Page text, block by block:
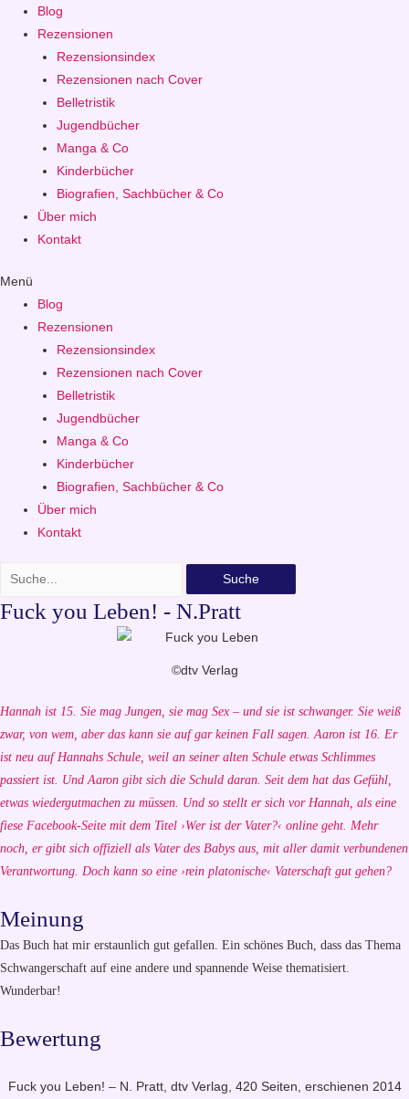
Blog
Rezensionen
Rezensionsindex
Rezensionen nach Cover
Belletristik
Jugendbücher
Manga & Co
Kinderbücher
Biografien, Sachbücher & Co
Über mich
Kontakt
Menü
Blog
Rezensionen
Rezensionsindex
Rezensionen nach Cover
Belletristik
Jugendbücher
Manga & Co
Kinderbücher
Biografien, Sachbücher & Co
Über mich
Kontakt
Suche
Fuck you Leben! - N.Pratt
©dtv Verlag
Hannah ist 15. Sie mag Jungen, sie mag Sex – und sie ist schwanger. Sie weiß
zwar, von wem, aber das kann sie auf gar keinen Fall sagen.Aaron ist 16. Er
ist neu auf Hannahs Schule, weil an seiner alten Schule etwas Schlimmes
passiert ist. Und Aaron gibt sich die Schuld daran. Seit dem hat das Gefühl,
etwas wiedergutmachen zu müssen. Und so stellt er sich vor Hannah, als eine
fiese Facebook-Seite mit dem Titel ›Wer ist der Vater?‹ online geht. Mehr
noch, er gibt sich offiziell als Vater des Babys aus, mit aller damit verbundenen
Verantwortung. Doch kann so eine ›rein platonische‹ Vaterschaft gut gehen?
Meinung
Das Buch hat mir erstaunlich gut gefallen. Ein schönes Buch, dass das Thema
Schwangerschaft auf eine andere und spannende Weise thematisiert.
Wunderbar!
Bewertung
Fuck you Leben! – N. Pratt, dtv Verlag, 420 Seiten, erschienen 2014